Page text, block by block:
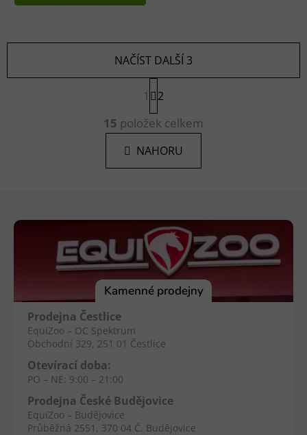
O
v
l
á
d
í
p
r
v
k
y
p
i
NAČÍST DALŠÍ 3
S
t
r
á
n
k
1 2
15 položek celkem
NAHORU
Kamenné prodejny
Prodejna Čestlice
EquiZoo – OC Spektrum
Obchodní 329, 251 01 Čestlice
Otevírací doba:
PO – NE: 9:00 – 21:00
Prodejna České Budějovice
EquiZoo – Budějovice
Průběžná 2551, 370 04 Č. Budějovice